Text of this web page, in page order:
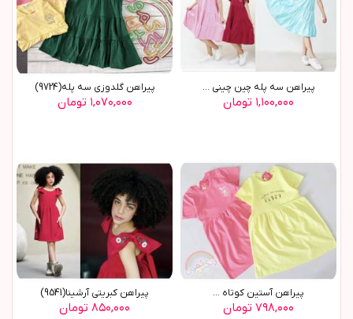
پیراهن سه پله چین چینی ...
۱,۱۰۰,۰۰۰ تومان
پیراهن گلدوزی سه پله(9724)
۱,۰۷۰,۰۰۰ تومان
پیراهن آستین کوتاه ...
۷۹۸,۰۰۰ تومان
پيراهن کبريتي آرشينا(9541)
۸۵۰,۰۰۰ تومان